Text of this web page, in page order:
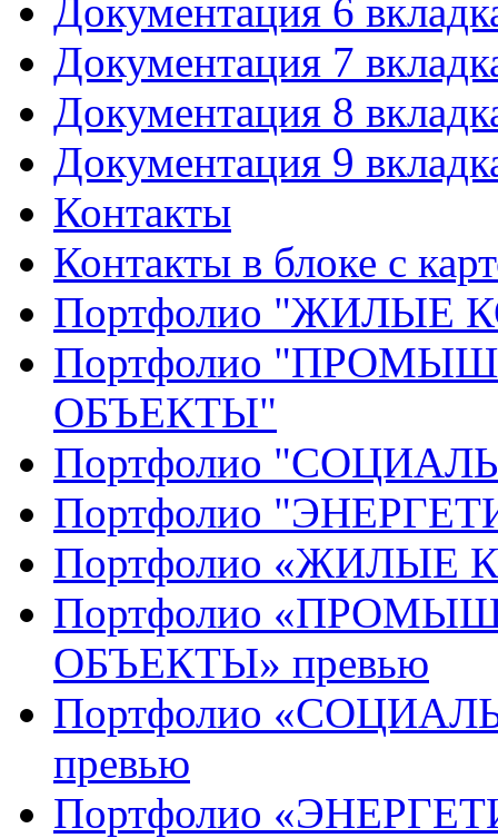
Документация 6
Документация 7
Документация 8
Документация 9
Контакты
Контакты в блоке с
Портфолио "ЖИЛЫЕ
Портфолио
ОБЪЕКТЫ"
Портфолио
Портфолио
Портфолио «ЖИЛЫЕ
Портфолио
ОБЪЕКТЫ» превью
Портфолио
превью
Портфолио